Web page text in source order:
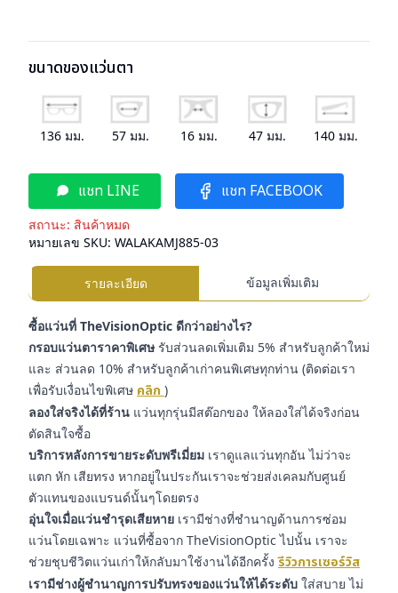
ขนาดของแว่นตา
136 มม. 57 มม. 16มม. 47มม. 140มม.
แชท LINE แชท FACEBOOK
สถานะ: สินค้าหมด
หมายเลข SKU: WALAKAMJ885-03
รายละเอียด ข้อมูลเพิ่มเติม
ซื้อแว่นที่ TheVisionOptic ดีกว่าอย่างไร?
กรอบแว่นตาราคาพิเศษ รับส่วนลดเพิ่มเติม 5% สำหรับลูกค้าใหม่
และ ส่วนลด 10% สำหรับลูกค้าเก่าคนพิเศษทุกท่าน (ติดต่อเรา
เพื่อรับเงื่อนไขพิเศษ คลิก )
ลองใส่จริงได้ที่ร้าน แว่นทุกรุ่นมีสต๊อกของ ให้ลองใส่ได้จริงก่อน
ตัดสินใจซื้อ
บริการหลังการขายระดับพรีเมี่ยม เราดูแลแว่นทุกอัน ไม่ว่าจะ
แตก หัก เสียทรง หากอยู่ในประกันเราจะช่วยส่งเคลมกับศูนย์
ตัวแทนของแบรนด์นั้นๆโดยตรง
อุ่นใจเมื่อแว่นชำรุดเสียหาย เรามีช่างที่ชำนาญด้านการซ่อม
แว่นโดยเฉพาะ แว่นที่ซื้อจาก TheVisionOptic ไปนั้น เราจะ
ช่วยชุบชีวิตแว่นเก่าให้กลับมาใช้งานได้อีกครั้งรีวิวการเซอร์วิส
เรามีช่างผู้ชำนาญการปรับทรงของแว่นให้ได้ระดับ ใส่สบาย ไม่